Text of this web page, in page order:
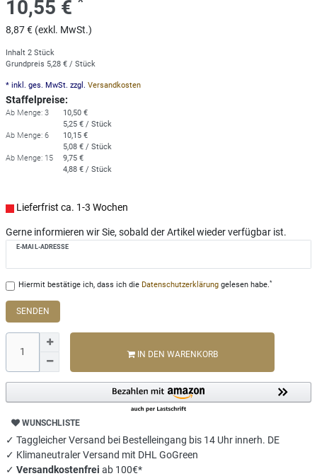
10,55 €
8,87 € (exkl. MwSt.)
Inhalt 2 Stück
Grundpreis 5,28 € / Stück
* inkl. ges. MwSt. zzgl. Versandkosten
Staffelpreise:
Ab Menge: 3
10,50 €
5,25 € / Stück
Ab Menge: 6
10,15 €
5,08 € / Stück
Ab Menge: 15
9,75 €
4,88 € / Stück
Lieferfrist ca. 1-3 Wochen
Gerne informieren wir Sie, sobald der Artikel wieder verfügbar ist.
E-MAIL-ADRESSE
Hiermit bestätige ich, dass ich die Daten­schutz­erklärunggelesen habe.*
SENDEN
IN DEN WARENKORB
WUNSCHLISTE
✓ Taggleicher Versand bei Bestelleingang bis 14 Uhr innerh. DE
✓ Klimaneutraler Versand mit DHL GoGreen
✓ Versandkostenfrei ab 100€*